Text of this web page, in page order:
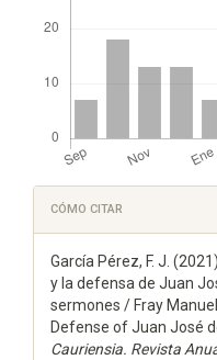
Detalles
del
artículo
CÓMO CITAR
García Pérez, F. J.
y la defensa de Juan
sermones / Fray
Defense of Juan José
Cauriensia. Revista